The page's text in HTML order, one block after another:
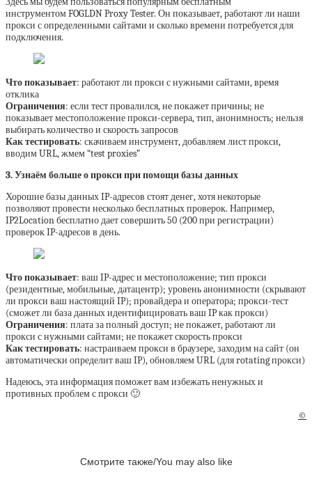
инструментом FOGLDN Proxy Tester. Он показывает, работают ли наши
прокси с определенными сайтами и сколько времени потребуется для
подключения.
Что показывает: работают ли прокси с нужными сайтами, время
отклика
Ограничения: если тест провалился, не покажет причины; не
показывает местоположение прокси-сервера, тип, анонимность; нельзя
выбирать количество и скорость запросов
Как тестировать: скачиваем инструмент, добавляем лист прокси,
вводим URL, жмем “test proxies”
3. Узнаём больше о прокси при помощи базы данных
Хорошие базы данных IP-адресов стоят денег, хотя некоторые
позволяют провести несколько бесплатных проверок. Например,
IP2Location бесплатно дает совершить 50 (200 при регистрации)
проверок IP-адресов в день.
Что показывает: ваш IP-адрес и местоположение; тип прокси
(резидентные, мобильные, датацентр); уровень анонимности (скрывают
ли прокси ваш настоящий IP); провайдера и оператора; прокси-тест
(сможет ли база данных идентифицировать ваш IP как прокси)
Ограничения: плата за полный доступ; не покажет, работают ли
прокси с нужными сайтами; не покажет скорость прокси
Как тестировать: настраиваем прокси в браузере, заходим на сайт (он
автоматически определит ваш IP), обновляем URL (для rotating прокси)
Надеюсь, эта информация поможет вам избежать ненужных и
противных проблем с прокси 🙂
©
Смотрите также/You may also like